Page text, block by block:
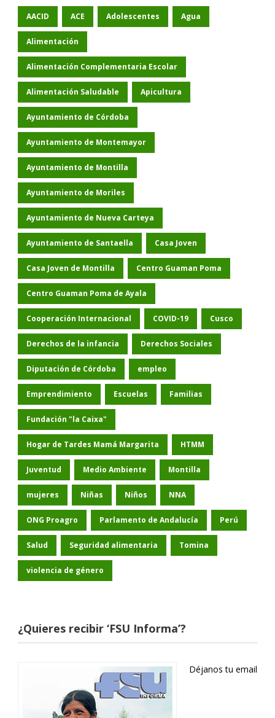
AACID ACE Adolescentes Agua
Alimentación
Alimentación Complementaria Escolar
Alimentación Saludable Apicultura
Ayuntamiento de Córdoba
Ayuntamiento de Montemayor
Ayuntamiento de Montilla
Ayuntamiento de Moriles
Ayuntamiento de Nueva Carteya
Ayuntamiento de Santaella Casa Joven
Casa Joven de Montilla Centro Guaman Poma
Centro Guaman Poma de Ayala
Cooperación Internacional COVID-19 Cusco
Derechos de la infancia Derechos Sociales
Diputación de Córdoba empleo
Emprendimiento Escuelas Familias
Fundación "la Caixa"
Hogar de Tardes Mamá Margarita HTMM
Juventud Medio Ambiente Montilla
mujeres Niñas Niños NNA
ONG Proagro Parlamento de Andalucía Perú
Salud Seguridad alimentaria Tomina
violencia de género
¿Quieres recibir ‘FSU Informa’?
Déjanos tu email